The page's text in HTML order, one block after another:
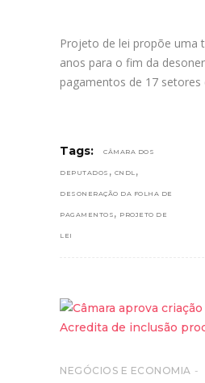
Projeto de lei propõe uma
anos para o fim da
pagamentos de 17 setores
Tags: CÂMARA DOS
DEPUTADOS , CNDL ,
DESONERAÇÃO DA FOLHA DE
PAGAMENTOS , PROJETO DE
LEI
NEGÓCIOS E ECONOMIA